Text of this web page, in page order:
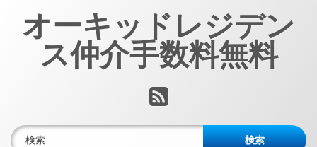
オーキッドレジデン
ス仲介手数料無料
RSS
検索: